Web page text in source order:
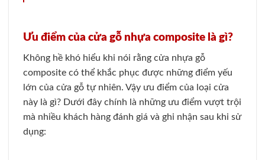
Ưu điểm của cửa gỗ nhựa composite là gì?
Không hề khó hiểu khi nói rằng cửa nhựa gỗ
composite có thể khắc phục được những điểm yếu
lớn của cửa gỗ tự nhiên. Vậy ưu điểm của loại cửa
này là gì? Dưới đây chính là những ưu điểm vượt trội
mà nhiều khách hàng đánh giá và ghi nhận sau khi sử
dụng: